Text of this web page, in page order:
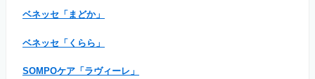
ベネッセ「まどか」
ベネッセ「くらら」
SOMPOケア「ラヴィーレ」